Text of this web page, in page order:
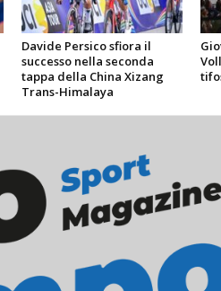
Davide Persico sfiora il
successo nella seconda
tappa della China Xizang
Trans-Himalaya